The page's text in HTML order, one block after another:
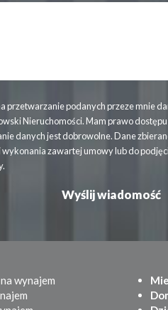
przetwarzanie podanych przeze mnie
Nieruchomości. Mam prawo
danych jest dobrowolne. Dane
zawartej umowy lub do
na wynajem